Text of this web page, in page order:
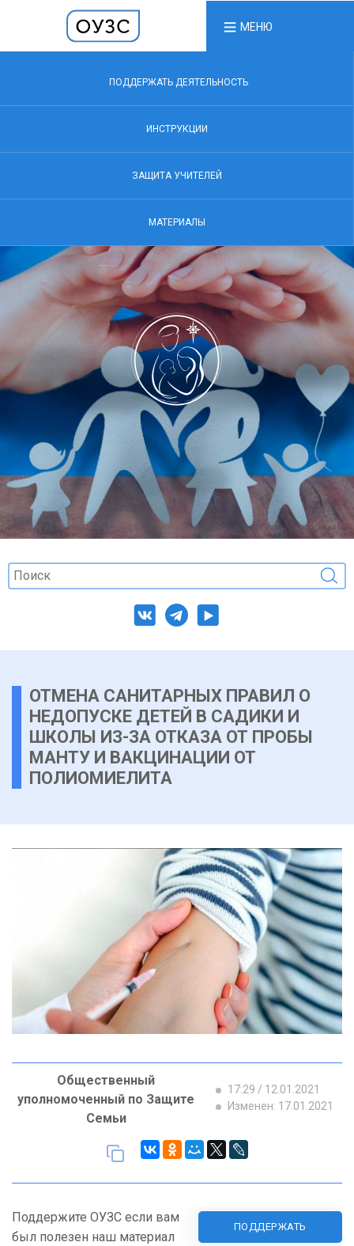
МЕНЮ
ПОДДЕРЖАТЬ ДЕЯТЕЛЬНОСТЬ
ИНСТРУКЦИИ
ЗАЩИТА УЧИТЕЛЕЙ
МАТЕРИАЛЫ
ОТМЕНА САНИТАРНЫХ ПРАВИЛ О
НЕДОПУСКЕ ДЕТЕЙ В САДИКИ И
ШКОЛЫ ИЗ-ЗА ОТКАЗА ОТ ПРОБЫ
МАНТУ И ВАКЦИНАЦИИ ОТ
ПОЛИОМИЕЛИТА
Общественный
уполномоченный по Защите
Семьи
17:29 / 12.01.2021
Изменен: 17.01.2021
Поддержите ОУЗС если вам
был полезен наш материал
ПОДДЕРЖАТЬ